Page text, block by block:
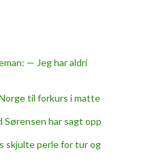
— Jeg har aldri
til forkurs i matte
har sagt opp
skjulte perle for tur og